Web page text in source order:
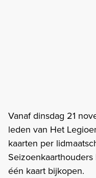
Vanaf dinsdag 21
leden van Het
kaarten per
één kaart bijkopen.